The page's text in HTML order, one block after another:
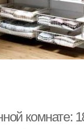
комнате: